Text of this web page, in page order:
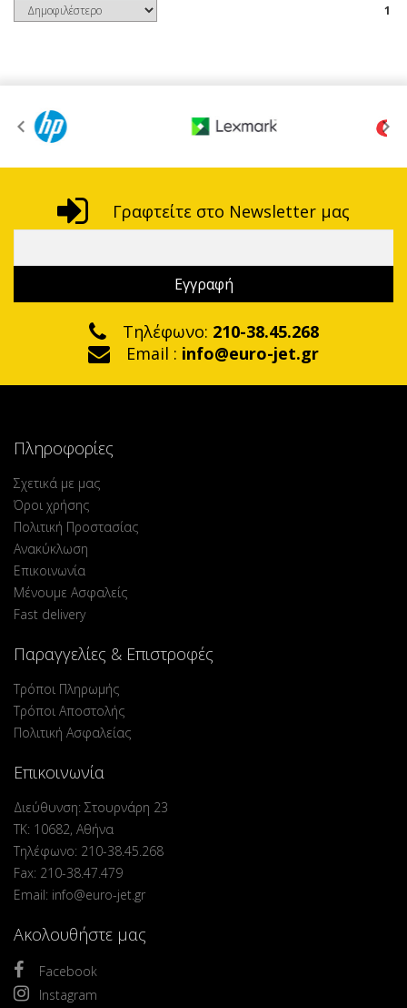
1
Γραφτείτε στο Newsletter μας
Τηλέφωνο: 210-38.45.268
Email : info@euro-jet.gr
Πληροφορίες
Σχετικά με μας
Όροι χρήσης
Πολιτική Προστασίας
Ανακύκλωση
Επικοινωνία
Μένουμε Ασφαλείς
Fast delivery
Παραγγελίες & Επιστροφές
Τρόποι Πληρωμής
Τρόποι Αποστολής
Πολιτική Ασφαλείας
Επικοινωνία
Διεύθυνση: Στουρνάρη 23
ΤΚ: 10682, Αθήνα
Τηλέφωνο: 210-38.45.268
Fax: 210-38.47.479
Email: info@euro-jet.gr
Ακολουθήστε μας
Facebook
Instagram